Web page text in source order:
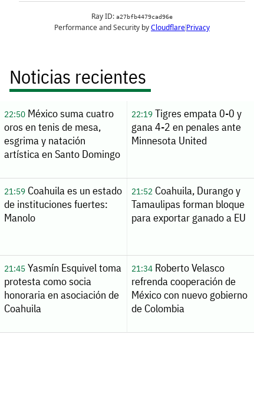
Noticias recientes
22:50México suma cuatro
oros en tenis de mesa,
esgrima y natación
artística en Santo Domingo
22:19Tigres empata 0-0 y
gana 4-2 en penales ante
Minnesota United
21:59Coahuila es un estado
de instituciones fuertes:
Manolo
21:52Coahuila, Durango y
Tamaulipas forman bloque
para exportar ganado a EU
21:45Yasmín Esquivel toma
protesta como socia
honoraria en asociación de
Coahuila
21:34Roberto Velasco
refrenda cooperación de
México con nuevo gobierno
de Colombia